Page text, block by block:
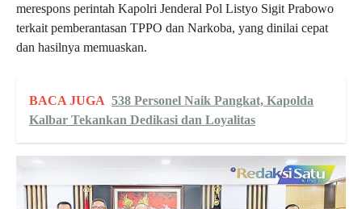
merespons perintah Kapolri Jenderal Pol Listyo Sigit Prabowo
terkait pemberantasan TPPO dan Narkoba, yang dinilai cepat
dan hasilnya memuaskan.
BACA JUGA 538 Personel Naik Pangkat, Kapolda
Kalbar Tekankan Dedikasi dan Loyalitas